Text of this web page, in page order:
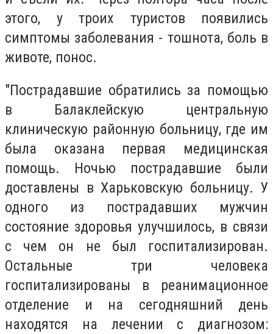
этого, у троих туристов появились
симптомы заболевания - тошнота, боль в
животе, понос.
"Пострадавшие обратились за помощью
в Балаклейскую центральную
клиническую районную больницу, где им
была оказана первая медицинская
помощь. Ночью пострадавшие были
доставлены в Харьковскую больницу. У
одного из пострадавших мужчин
состояние здоровья улучшилось, в связи
с чем он не был госпитализирован.
Остальные три человека
госпитализированы в реанимационное
отделение и на сегодняшний день
находятся на лечении с диагнозом: